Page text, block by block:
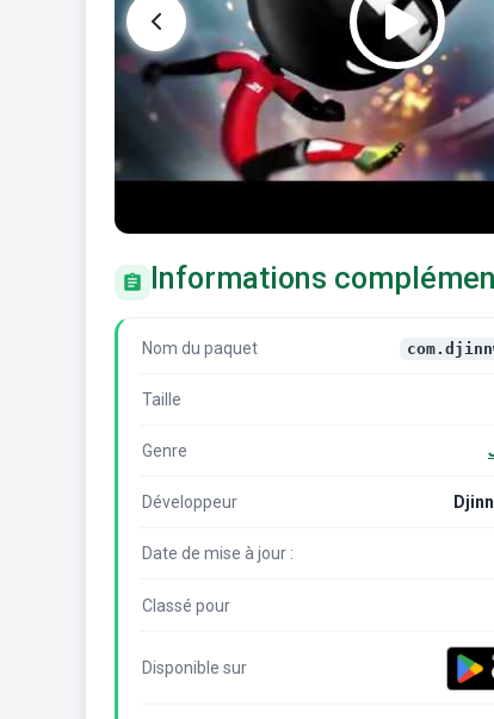
Informations
Nom du paquet
Taille
Genre
Développeur
Date de mise à jour :
Classé pour
Disponible sur